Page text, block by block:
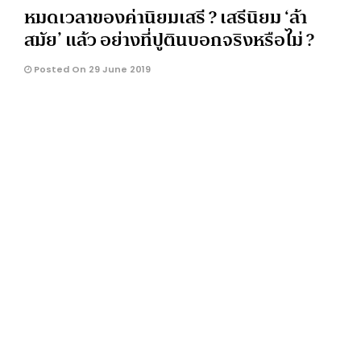
หมดเวลาของค่านิยมเสรี ? เสรีนิยม ‘ล้า
สมัย’ แล้ว อย่างที่ปูตินบอกจริงหรือไม่ ?
Posted On 29 June 2019